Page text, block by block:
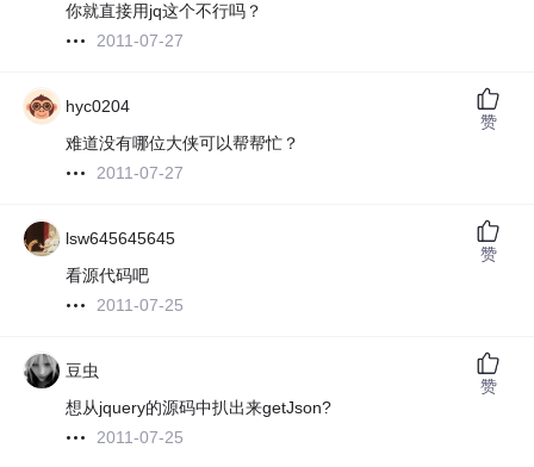
你就直接用jq这个不行吗？
2011-07-27
hyc0204
难道没有哪位大侠可以帮帮忙？
2011-07-27
赞
lsw645645645
看源代码吧
2011-07-25
赞
豆虫
想从jquery的源码中扒出来getJson?
2011-07-25
赞